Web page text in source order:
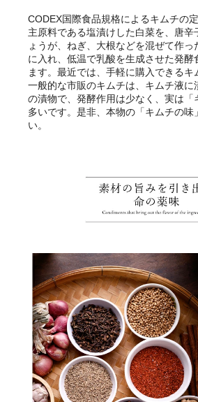
CODEX国際食品規格によるキムチの
主原料である塩漬けした白菜を、唐辛
ょうが、ねぎ、大根などを混ぜて作
に入れ、低温で乳酸を生成させた発酵
ます。最近では、手軽に購入できるキ
一般的な市販のキムチは、キムチ液に
の漬物で、発酵作用は少なく、実は「
多いです。是非、本物の「キムチの味
い。